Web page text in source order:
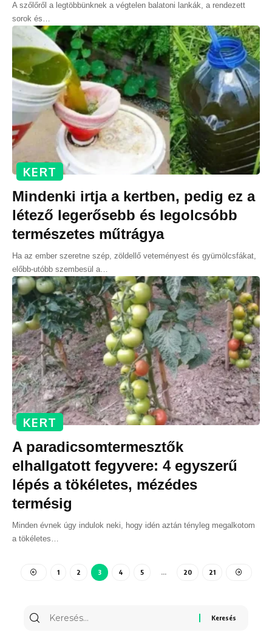
A szőlőről a legtöbbünknek a végtelen balatoni lankák, a rendezett
sorok és…
KERT
Mindenki irtja a kertben, pedig ez a
létező legerősebb és legolcsóbb
természetes műtrágya
Ha az ember szeretne szép, zöldellő veteményest és gyümölcsfákat,
előbb-utóbb szembesül a…
KERT
A paradicsomtermesztők
elhallgatott fegyvere: 4 egyszerű
lépés a tökéletes, mézédes
termésig
Minden évnek úgy indulok neki, hogy idén aztán tényleg megalkotom
a tökéletes
1 2 3 4 5 … 20 21